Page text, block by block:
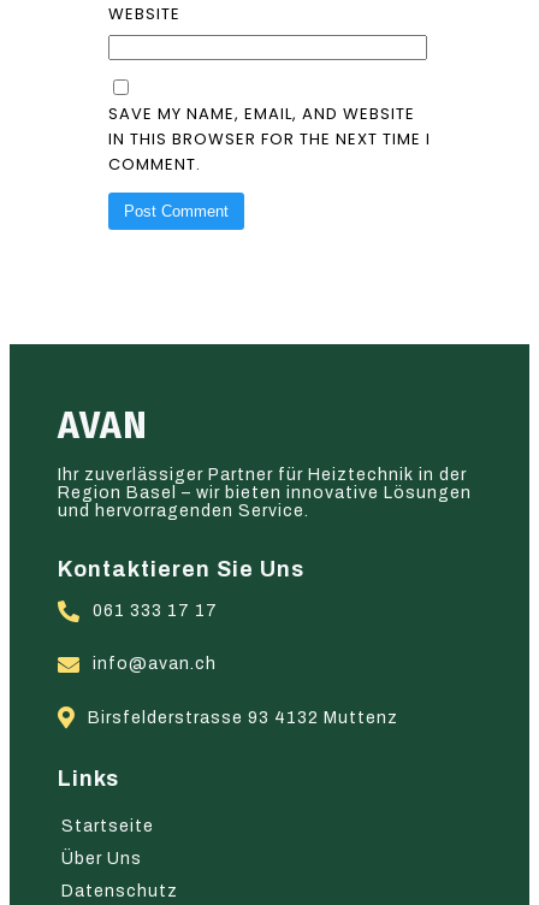
WEBSITE
SAVE MY NAME, EMAIL, AND WEBSITE
IN THIS BROWSER FOR THE NEXT TIME I
COMMENT.
AVAN
Ihr zuverlässiger Partner für Heiztechnik in der
Region Basel – wir bieten innovative Lösungen
und hervorragenden Service.
Kontaktieren Sie Uns
061 333 17 17
info@avan.ch
Birsfelderstrasse 93 4132 Muttenz
Links
Startseite
Über Uns
Datenschutz